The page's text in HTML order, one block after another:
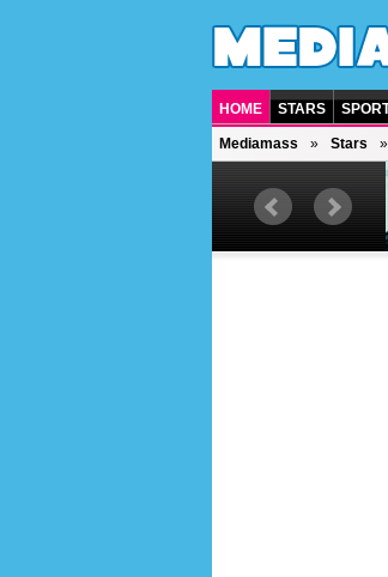
HOME STARS
Mediamass Stars
Deutsche Sängerin